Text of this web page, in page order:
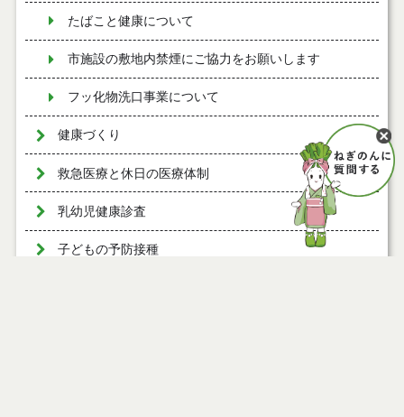
たばこと健康について
市施設の敷地内禁煙にご協力をお願いします
フッ化物洗口事業について
健康づくり
救急医療と休日の医療体制
乳幼児健康診査
子どもの予防接種